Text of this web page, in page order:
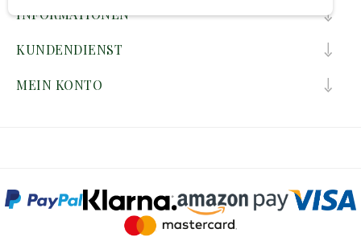
INFORMATIONEN
KUNDENDIENST
MEIN KONTO